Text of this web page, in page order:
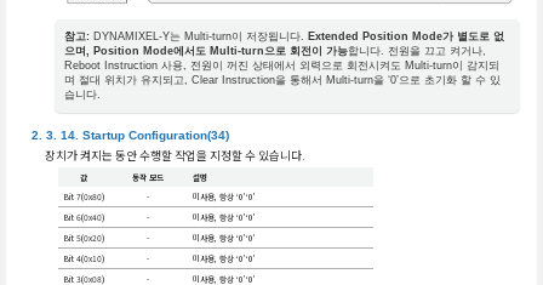
참고: DYNAMIXEL-Y는 Multi-turn이 저장됩니다. Extended Position Mode가 별도로 없
으며, Position Mode에서도 Multi-turn으로 회전이 가능합니다. 전원을 끄고 켜거나,
Reboot Instruction 사용, 전원이 꺼진 상태에서 외력으로 회전시켜도 Multi-turn이 감지되
며 절대 위치가 유지되고, Clear Instruction을 통해서 Multi-turn을 ‘0’으로 초기화 할 수 있
습니다.
Startup Configuration(34)
장치가 켜지는 동안 수행할 작업을 지정할 수 있습니다.
값 동작 모드
설명
Bit 7(0x80)
-
미사용, 항상 ‘0’‘0’
Bit 6(0x40)
-
미사용, 항상 ‘0’‘0’
Bit 5(0x20)
-
미사용, 항상 ‘0’‘0’
Bit 4(0x10)
-
미사용, 항상 ‘0’‘0’
Bit 3(0x08)
-
미사용, 항상 ‘0’‘0’